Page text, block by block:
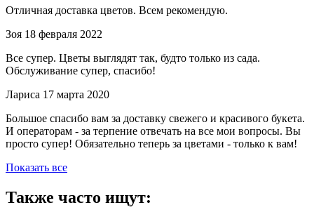
Отличная доставка цветов. Всем рекомендую.
Зоя 18 февраля 2022
Все супер. Цветы выглядят так, будто только из сада.
Обслуживание супер, спасибо!
Лариса 17 марта 2020
Большое спасибо вам за доставку свежего и красивого букета.
И операторам - за терпение отвечать на все мои вопросы. Вы
просто супер! Обязательно теперь за цветами - только к вам!
Показать все
Также часто ищут: